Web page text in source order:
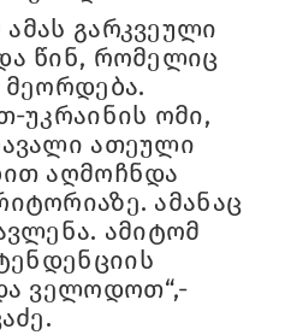
გარკვეული
წინ, რომელიც
უკრაინის ომი,
ათეული
აღმოჩნდა
ამანაც
ამიტომ
ველოდოთ“,-